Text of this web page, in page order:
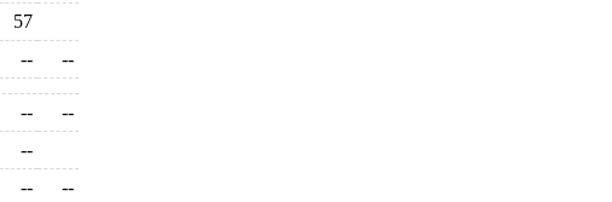
57
-- --
--
--
--
--
--